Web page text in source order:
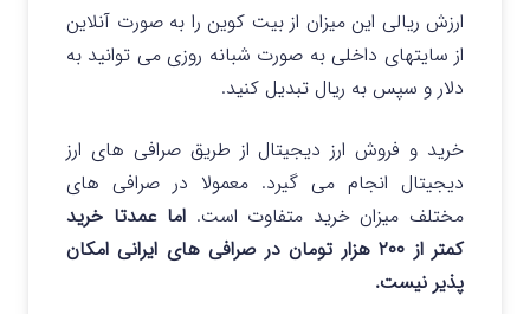
ارزش ریالی این میزان از بیت کوین را به صورت آنلاین
از سایتهای داخلی به صورت شبانه روزی می توانید به
دلار و سپس به ریال تبدیل کنید.
خرید و فروش ارز دیجیتال از طریق صرافی های ارز
دیجیتال انجام می گیرد. معمولا در صرافی های
مختلف میزان خرید متفاوت است. اما عمدتا خرید
کمتر از ۲۰۰ هزار تومان در صرافی های ایرانی امکان
پذیر نیست.